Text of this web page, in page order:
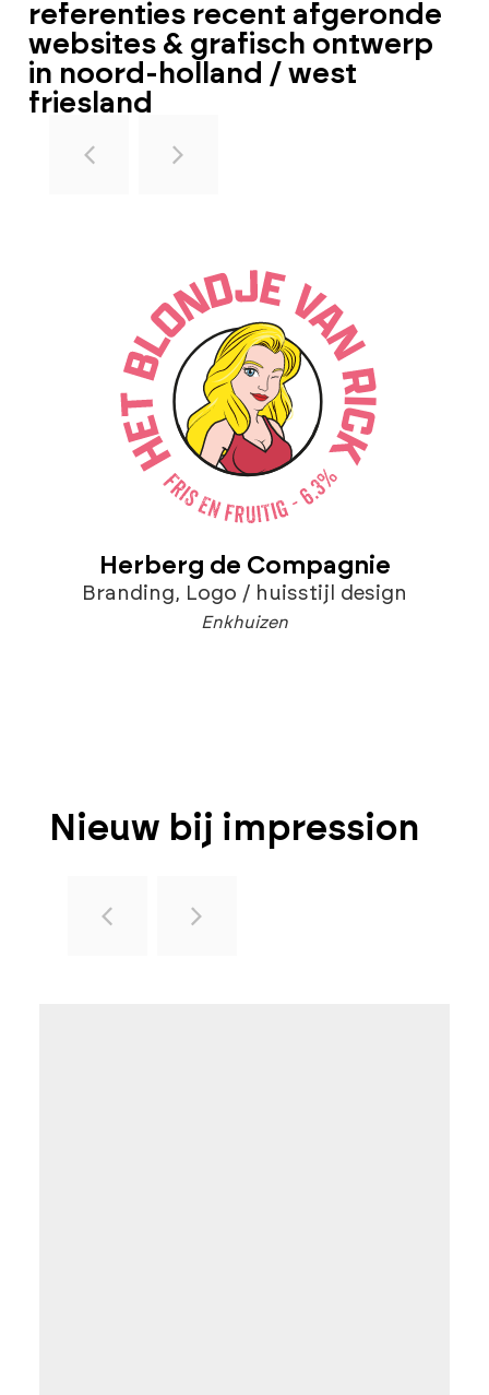
referenties recent afgeronde
websites & grafisch ontwerp
in noord-holland / west
friesland
Herberg de Compagnie
Branding, Logo / huisstijl design
Enkhuizen
Nieuw bij impression